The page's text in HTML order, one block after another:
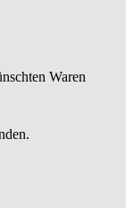
Waren